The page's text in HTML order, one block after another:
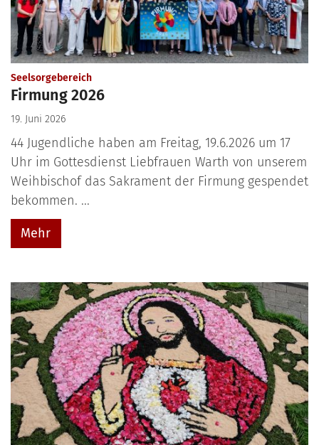
Seelsorgebereich:
Firmung 2026
19. Juni 2026
44 Jugendliche haben am Freitag, 19.6.2026 um 17
Uhr im Gottesdienst Liebfrauen Warth von unserem
Weihbischof das Sakrament der Firmung gespendet
bekommen. ...
Mehr